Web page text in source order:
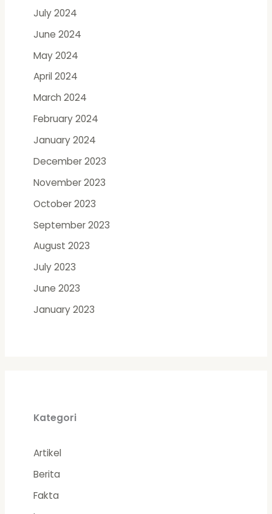
July 2024
June 2024
May 2024
April 2024
March 2024
February 2024
January 2024
December 2023
November 2023
October 2023
September 2023
August 2023
July 2023
June 2023
January 2023
Kategori
Artikel
Berita
Fakta